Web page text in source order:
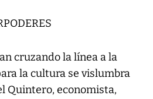
cruzando la línea a la
la cultura se vislumbra
Quintero, economista,